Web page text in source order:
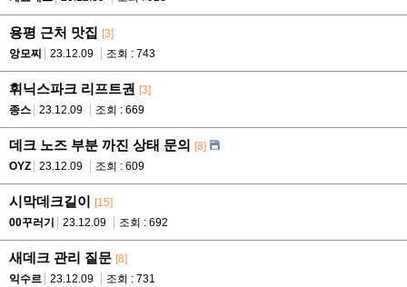
용평 근처 맛집 [3]
앙모찌
23.12.09 조회 : 743
휘닉스파크 리프트권 [3]
종스
23.12.09 조회 : 669
데크 노즈 부분 까진 상태 문의 [8]
OYZ
23.12.09 조회 : 609
시막데크길이 [15]
00꾸러기
23.12.09 조회 : 692
새데크 관리 질문 [8]
익수르
23.12.09 조회 : 731